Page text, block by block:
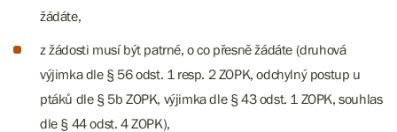
žádáte,
z žádosti musí být patrné, o co přesně žádáte (druhová
výjimka dle § 56 odst. 1 resp. 2 ZOPK, odchylný postup u
ptáků dle § 5b ZOPK, výjimka dle § 43 odst. 1 ZOPK, souhlas
dle § 44 odst. 4 ZOPK),